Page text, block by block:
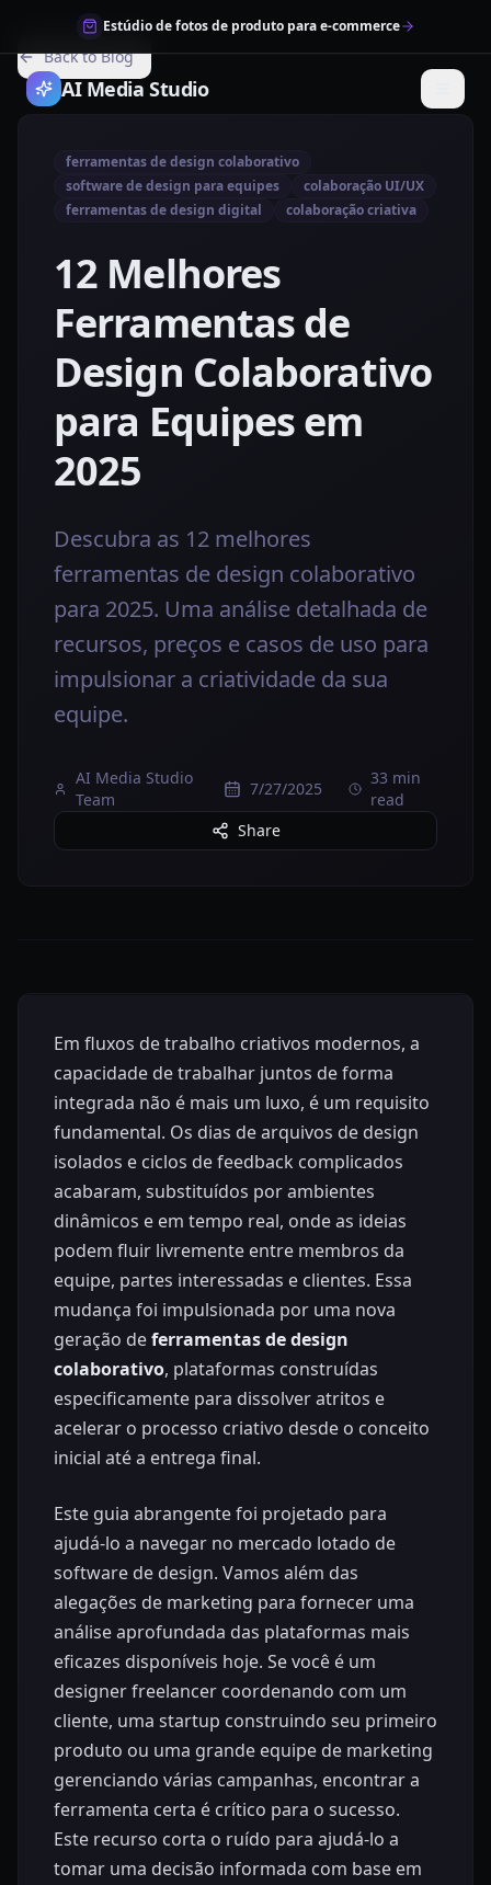
Estúdio de fotos de produto para e-commerce
AI Media Studio
Back to Blog
ferramentas de design colaborativo
software de design para equipes
colaboração UI/UX
ferramentas de design digital
colaboração criativa
12 Melhores
Ferramentas de
Design Colaborativo
para Equipes em
2025
Descubra as 12 melhores
ferramentas de design colaborativo
para 2025. Uma análise detalhada de
recursos, preços e casos de uso para
impulsionar a criatividade da sua
equipe.
AI Media Studio
Team
7/27/2025
33 min
read
Share
Em fluxos de trabalho criativos modernos, a
capacidade de trabalhar juntos de forma
integrada não é mais um luxo, é um requisito
fundamental. Os dias de arquivos de design
isolados e ciclos de feedback complicados
acabaram, substituídos por ambientes
dinâmicos e em tempo real, onde as ideias
podem fluir livremente entre membros da
equipe, partes interessadas e clientes. Essa
mudança foi impulsionada por uma nova
geração deferramentas de design
colaborativo, plataformas construídas
especificamente para dissolver atritos e
acelerar o processo criativo desde o conceito
inicial até a entrega final.
Este guia abrangente foi projetado para
ajudá-lo a navegar no mercado lotado de
software de design. Vamos além das
alegações de marketing para fornecer uma
análise aprofundada das plataformas mais
eficazes disponíveis hoje. Se você é um
designer freelancer coordenando com um
cliente, uma startup construindo seu primeiro
produto ou uma grande equipe de marketing
gerenciando várias campanhas, encontrar a
ferramenta certa é crítico para o sucesso.
Este recurso corta o ruído para ajudá-lo a
tomar uma decisão informada com base em